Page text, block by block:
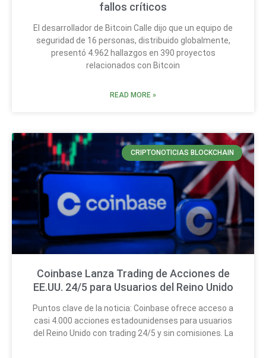
fallos críticos
El desarrollador de Bitcoin Calle dijo que un equipo de
seguridad de 16 personas, distribuido globalmente,
presentó 4.962 hallazgos en 390 proyectos
relacionados con Bitcoin
READ MORE »
CRIPTONOTICIAS BLOCKCHAIN
Coinbase Lanza Trading de Acciones de
EE.UU. 24/5 para Usuarios del Reino Unido
Puntos clave de la noticia: Coinbase ofrece acceso a
casi 4.000 acciones estadounidenses para usuarios
del Reino Unido con trading 24/5 y sin comisiones. La